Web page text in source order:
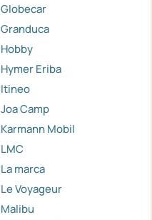
Globecar
Granduca
Hobby
Hymer Eriba
Itineo
Joa Camp
Karmann Mobil
LMC
La marca
Le Voyageur
Malibu